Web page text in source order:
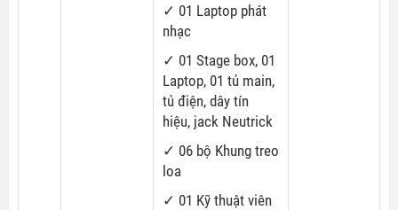
✓ 01 Laptop phát
nhạc
✓ 01 Stage box, 01
Laptop, 01 tủ main,
tủ điện, dây tín
hiệu, jack Neutrick
✓ 06 bộ Khung treo
loa
✓ 01 Kỹ thuật viên